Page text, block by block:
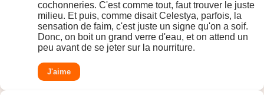
cochonneries. C'est comme tout, faut trouver le juste
milieu. Et puis, comme disait Celestya, parfois, la
sensation de faim, c'est juste un signe qu'on a soif.
Donc, on boit un grand verre d'eau, et on attend un
peu avant de se jeter sur la nourriture.
J'aime